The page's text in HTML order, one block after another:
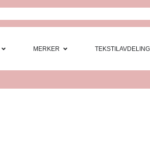
Open Møbler
MERKER OpenTEKSTILAVDELING